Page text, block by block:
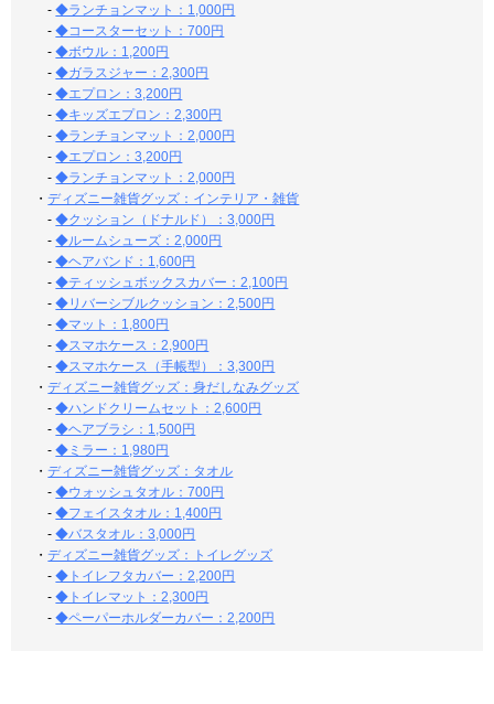
-◆ランチョンマット：1,000円
-◆コースターセット：700円
-◆ボウル：1,200円
-◆ガラスジャー：2,300円
-◆エプロン：3,200円
-◆キッズエプロン：2,300円
-◆ランチョンマット：2,000円
-◆エプロン：3,200円
-◆ランチョンマット：2,000円
・ディズニー雑貨グッズ：インテリア・雑貨
-◆クッション（ドナルド）：3,000円
-◆ルームシューズ：2,000円
-◆ヘアバンド：1,600円
-◆ティッシュボックスカバー：2,100円
-◆リバーシブルクッション：2,500円
-◆マット：1,800円
-◆スマホケース：2,900円
-◆スマホケース（手帳型）：3,300円
・ディズニー雑貨グッズ：身だしなみグッズ
-◆ハンドクリームセット：2,600円
-◆ヘアブラシ：1,500円
-◆ミラー：1,980円
・ディズニー雑貨グッズ：タオル
-◆ウォッシュタオル：700円
-◆フェイスタオル：1,400円
-◆バスタオル：3,000円
・ディズニー雑貨グッズ：トイレグッズ
-◆トイレフタカバー：2,200円
-◆トイレマット：2,300円
-◆ペーパーホルダーカバー：2,200円